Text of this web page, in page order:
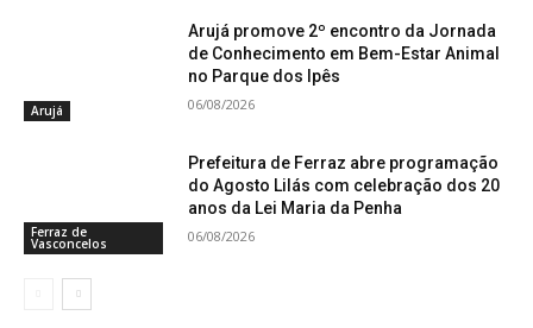
Arujá
Arujá promove 2º encontro da Jornada
de Conhecimento em Bem-Estar Animal
no Parque dos Ipês
06/08/2026
Ferraz de
Vasconcelos
Prefeitura de Ferraz abre programação
do Agosto Lilás com celebração dos 20
anos da Lei Maria da Penha
06/08/2026